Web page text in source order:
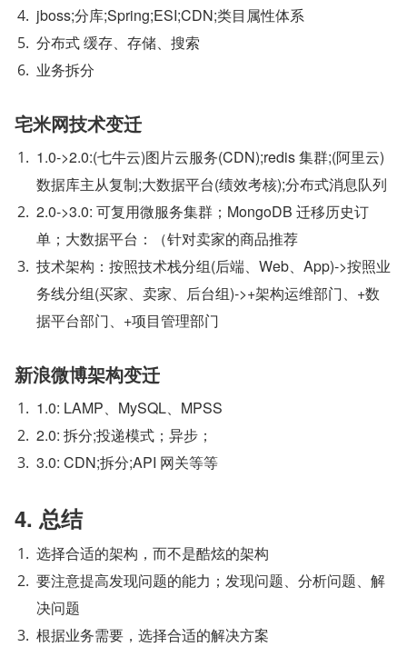
jboss;分库;Spring;ESI;CDN;类目属性体系
分布式 缓存、存储、搜索
业务拆分
宅米网技术变迁
1.0->2.0:(七牛云)图片云服务(CDN);redis 集群;(阿里云)
数据库主从复制;大数据平台(绩效考核);分布式消息队列
2.0->3.0: 可复用微服务集群；MongoDB 迁移历史订
单；大数据平台：（针对卖家的商品推荐
技术架构：按照技术栈分组(后端、Web、App)->按照业
务线分组(买家、卖家、后台组)->+架构运维部门、+数
据平台部门、+项目管理部门
新浪微博架构变迁
1.0: LAMP、MySQL、MPSS
2.0: 拆分;投递模式；异步；
3.0: CDN;拆分;API 网关等等
4. 总结
选择合适的架构，而不是酷炫的架构
要注意提高发现问题的能力；发现问题、分析问题、解
决问题
根据业务需要，选择合适的解决方案